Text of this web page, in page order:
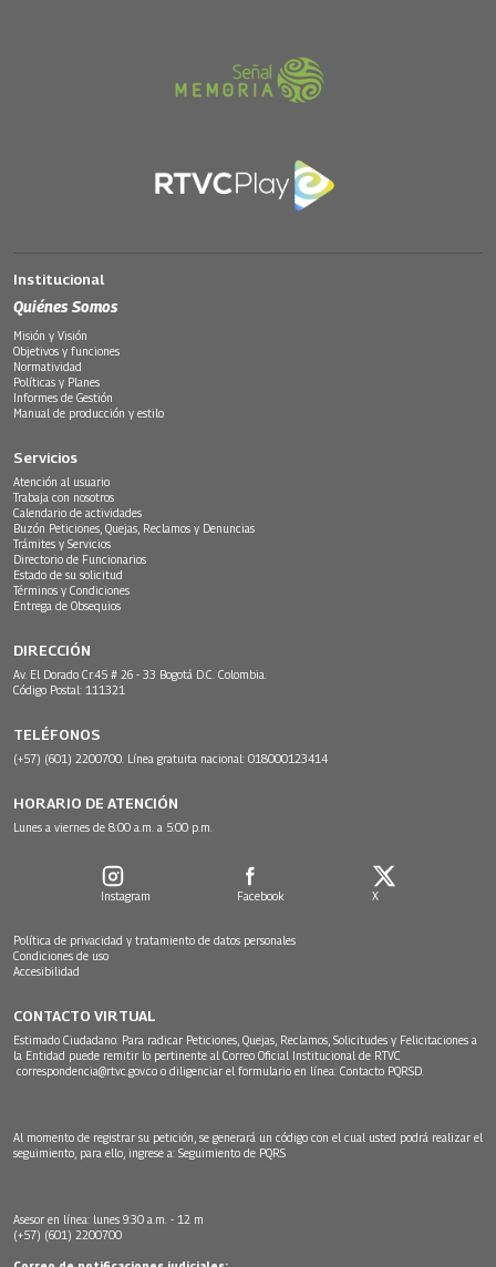
Institucional
Quiénes Somos
Misión y Visión
Objetivos y funciones
Normatividad
Políticas y Planes
Informes de Gestión
Manual de producción y estilo
Servicios
Atención al usuario
Trabaja con nosotros
Calendario de actividades
Buzón Peticiones, Quejas, Reclamos y Denuncias
Trámites y Servicios
Directorio de Funcionarios
Estado de su solicitud
Términos y Condiciones
Entrega de Obsequios
DIRECCIÓN
Av. El Dorado Cr.45 # 26 - 33 Bogotá D.C. Colombia.
Código Postal: 111321
TELÉFONOS
(+57) (601) 2200700. Línea gratuita nacional: 018000123414
HORARIO DE ATENCIÓN
Lunes a viernes de 8:00 a.m. a 5:00 p.m.
Instagram Facebook X
Política de privacidad y tratamiento de datos personales
Condiciones de uso
Accesibilidad
CONTACTO VIRTUAL
Estimado Ciudadano: Para radicar Peticiones, Quejas, Reclamos, Solicitudes y Felicitaciones a
la Entidad puede remitir lo pertinente al Correo Oficial Institucional de RTVC
correspondencia@rtvc.gov.co o diligenciar el formulario en línea: Contacto PQRSD.
Al momento de registrar su petición, se generará un código con el cual usted podrá realizar el
seguimiento, para ello, ingrese a: Seguimiento de PQRS
Asesor en línea: lunes 9:30 a.m. - 12 m
(+57) (601) 2200700